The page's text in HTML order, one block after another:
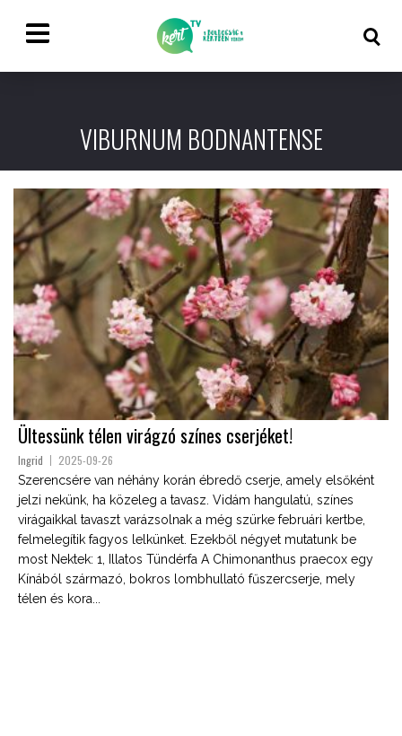
VIBURNUM BODNANTENSE
Ültessünk télen virágzó színes cserjéket!
Ingrid 2025-09-26
Szerencsére van néhány korán ébredő cserje, amely elsőként
jelzi nekünk, ha közeleg a tavasz. Vidám hangulatú, színes
virágaikkal tavaszt varázsolnak a még szürke februári kertbe,
felmelegítik fagyos lelkünket. Ezekből négyet mutatunk be
most Nektek: 1, Illatos Tündérfa A Chimonanthus praecox egy
Kínából származó, bokros lombhullató fűszercserje, mely
télen és kora...